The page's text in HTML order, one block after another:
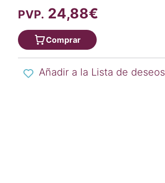
PVP. 24,88€
Comprar
Añadir a la Lista de deseos